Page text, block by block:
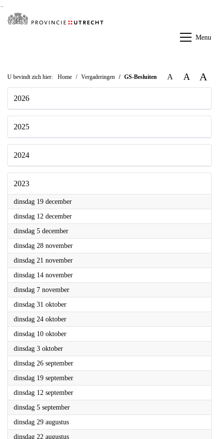
Menu
U bevindt zich hier: Home Vergaderingen GS-Besluiten A A A
2026
2025
2024
2023
dinsdag 19 december2023
dinsdag 12 december2023
dinsdag 5 december2023
dinsdag 28 november2023
dinsdag 21 november2023
dinsdag 14 november2023
dinsdag 7 november2023
dinsdag 31 oktober2023
dinsdag 24 oktober2023
dinsdag 10 oktober2023
dinsdag 3 oktober2023
dinsdag 26 september2023
dinsdag 19 september2023
dinsdag 12 september2023
dinsdag 5 september2023
dinsdag 29 augustus2023
dinsdag 22 augustus2023